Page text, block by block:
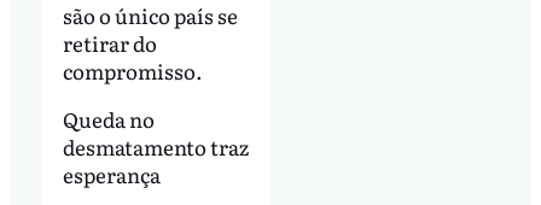
são o único país se
retirar do
compromisso.
Queda no
desmatamento traz
esperança